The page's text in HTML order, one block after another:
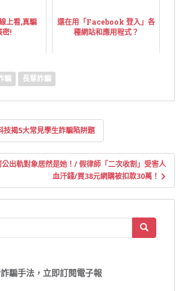
上看,真騙
!
還在用「Facebook 登入」各
種網站和應用程式？
騙 長輩詐騙
技揭5大常見學生詐騙陷阱題
公出軌對象居然是她！/ 假律師「二次收割」受害人
血汗錢/買38元網購被扣款30萬！
騙手法，立即訂閱電子報